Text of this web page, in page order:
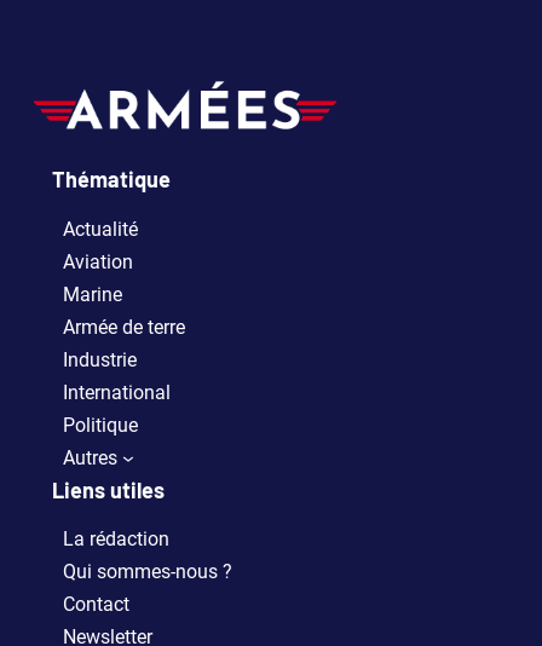
Thématique
Actualité
Aviation
Marine
Armée de terre
Industrie
International
Politique
Autres
Liens utiles
La rédaction
Qui sommes-nous ?
Contact
Newsletter